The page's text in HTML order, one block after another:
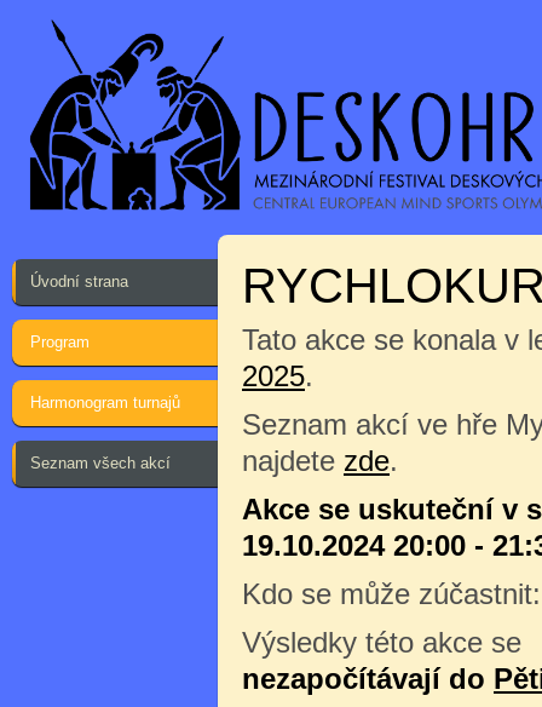
Úvodní strana
Program
Harmonogram turnajů
Seznam všech akcí
Tato akce se konala v
2025.
Seznam akcí ve hře
najdete zde.
Akce se uskuteční v
19.10.2024 20:00 -
Kdo se může
Výsledky této akce se
nezapočítávají do